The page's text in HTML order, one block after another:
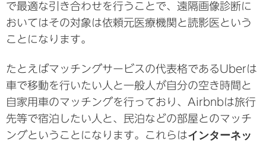
で最適な引き合わせを行うことで、遠隔画像診断に
おいてはその対象は依頼元医療機関と読影医という
ことになります。
たとえばマッチングサービスの代表格であるUberは
車で移動を行いたい人と一般人が自分の空き時間と
自家用車のマッチングを行っており、Airbnbは旅行
先等で宿泊したい人と、民泊などの部屋とのマッチ
ングということになります。これらはインターネッ